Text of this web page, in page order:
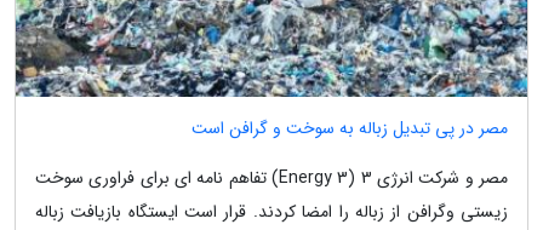
مصر در پی تبدیل زباله به سوخت و گرافن است
مصر و شرکت انرژی 3 (Energy 3) تفاهم نامه ای برای فراوری سوخت
زیستی وگرافن از زباله را امضا کردند. قرار است ایستگاه بازیافت زباله